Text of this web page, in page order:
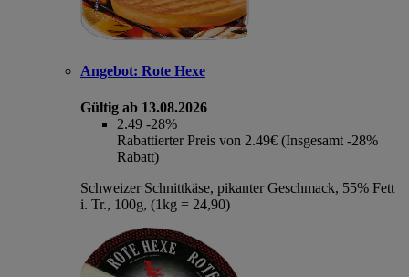
Angebot: Rote Hexe
Gültig ab 13.08.2026
2.49 -28%
Rabattierter Preis von 2.49€ (Insgesamt -28%
Rabatt)
Schweizer Schnittkäse, pikanter Geschmack, 55% Fett
i. Tr., 100g, (1kg = 24,90)